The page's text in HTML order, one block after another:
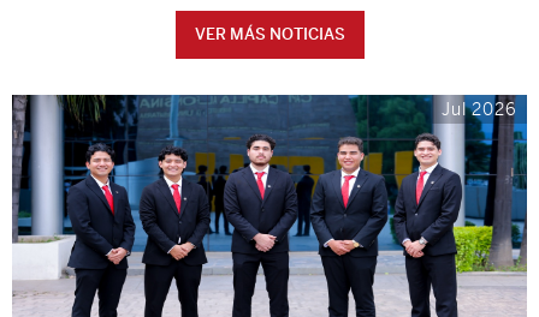
VER MÁS NOTICIAS
Jul 2026